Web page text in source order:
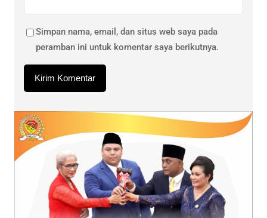
Simpan nama, email, dan situs web saya pada
peramban ini untuk komentar saya berikutnya.